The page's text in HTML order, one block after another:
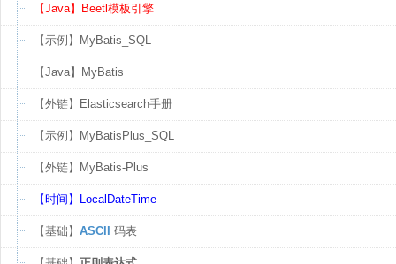
【Java】Beetl模板引擎
【示例】MyBatis_SQL
【Java】MyBatis
【外链】Elasticsearch手册
【示例】MyBatisPlus_SQL
【外链】MyBatis-Plus
【时间】LocalDateTime
【基础】 ASCII 码表